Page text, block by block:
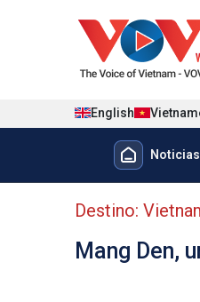
English
Menu trang Noticias
Menu phụ tiếng
Destino:
Mang Den,